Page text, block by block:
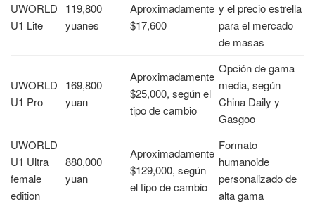
UWORLD
U1 Lite
119,800
yuanes
Aproximadamente
$17,600
y el precio estrella
para el mercado
de masas
UWORLD
U1 Pro
169,800
yuan
Aproximadamente
$25,000, según el
tipo de cambio
Opción de gama
media, según
China Daily y
Gasgoo
UWORLD
U1 Ultra
female
edition
880,000
yuan
Aproximadamente
$129,000, según
el tipo de cambio
Formato
humanoide
personalizado de
alta gama